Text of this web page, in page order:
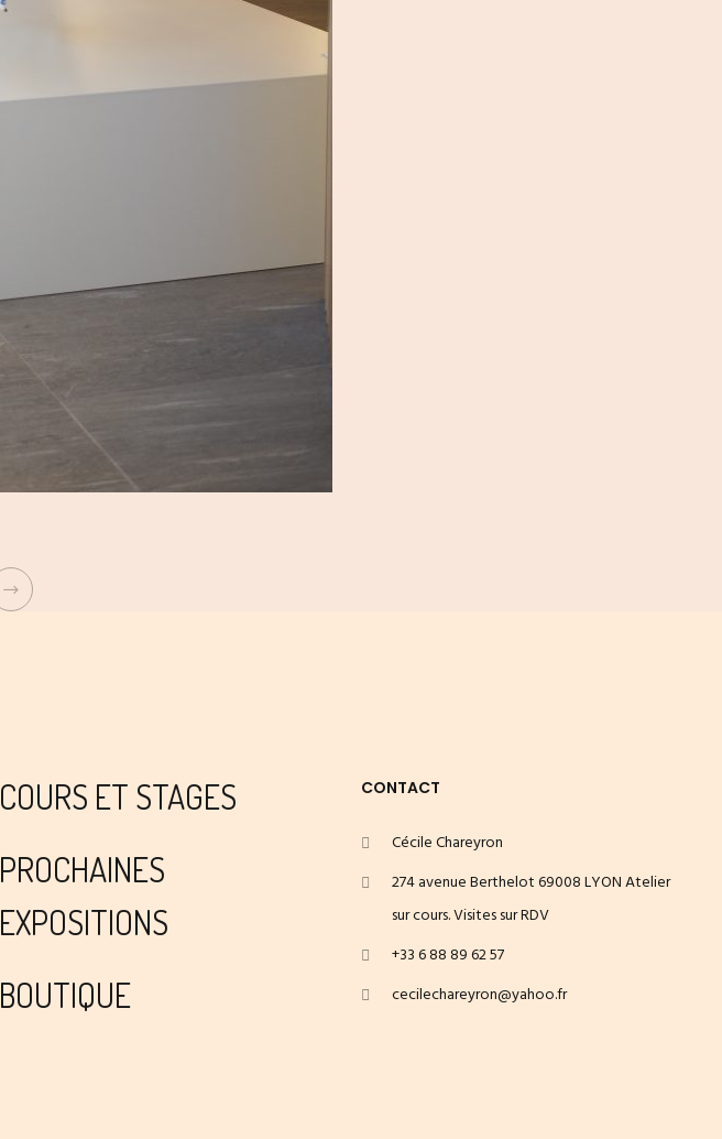
COURS ET STAGES
PROCHAINES
EXPOSITIONS
BOUTIQUE
CONTACT
Cécile Chareyron
274 avenue Berthelot 69008 LYON Atelier
sur cours. Visites sur RDV
+33 6 88 89 62 57
cecilechareyron@yahoo.fr